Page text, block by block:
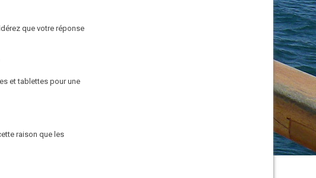
que votre réponse
et tablettes pour une
raison que les